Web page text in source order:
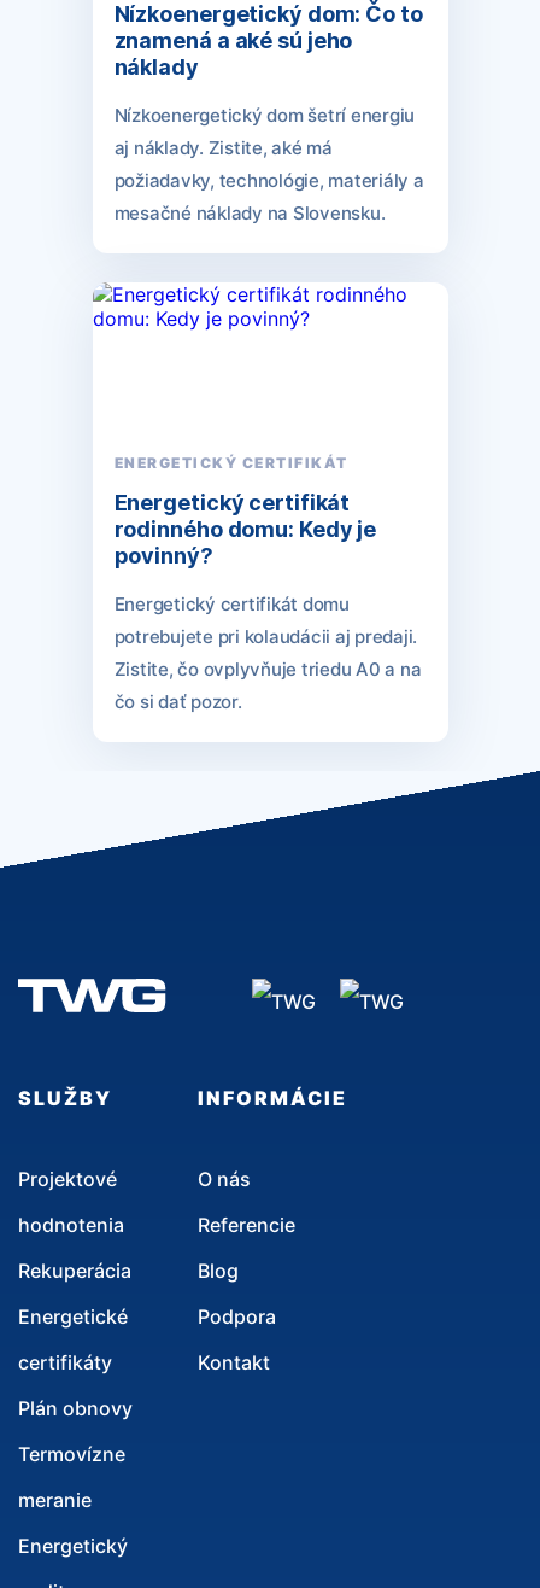
Nízkoenergetický dom: Čo to
znamená a aké sú jeho
náklady
Nízkoenergetický dom šetrí energiu
aj náklady. Zistite, aké má
požiadavky, technológie, materiály a
mesačné náklady na Slovensku.
ENERGETICKÝ CERTIFIKÁT
Energetický certifikát
rodinného domu: Kedy je
povinný?
Energetický certifikát domu
potrebujete pri kolaudácii aj predaji.
Zistite, čo ovplyvňuje triedu A0 a na
čo si dať pozor.
SLUŽBY
Projektové
hodnotenia
Rekuperácia
Energetické
certifikáty
Plán obnovy
Termovízne
meranie
Energetický
INFORMÁCIE
O nás
Referencie
Blog
Podpora
Kontakt